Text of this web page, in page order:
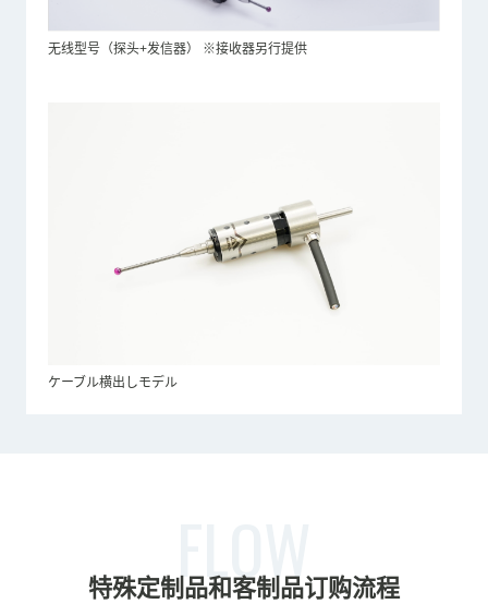
无线型号（探头+发信器） ※接收器另行提供
ケーブル横出しモデル
FLOW
特殊定制品和客制品订购流程